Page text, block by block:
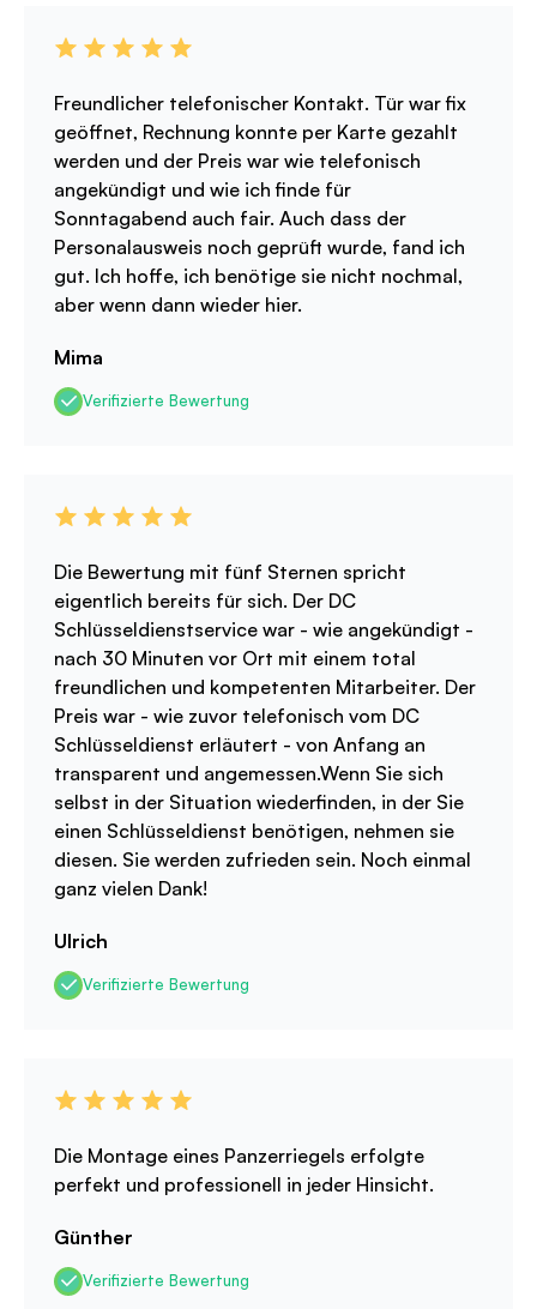
Freundlicher telefonischer Kontakt. Tür war fix
geöffnet, Rechnung konnte per Karte gezahlt
werden und der Preis war wie telefonisch
angekündigt und wie ich finde für
Sonntagabend auch fair. Auch dass der
Personalausweis noch geprüft wurde, fand ich
gut. Ich hoffe, ich benötige sie nicht nochmal,
aber wenn dann wieder hier.
Mima
Verifizierte Bewertung
Die Bewertung mit fünf Sternen spricht
eigentlich bereits für sich. Der DC
Schlüsseldienstservice war - wie angekündigt -
nach 30 Minuten vor Ort mit einem total
freundlichen und kompetenten Mitarbeiter. Der
Preis war - wie zuvor telefonisch vom DC
Schlüsseldienst erläutert - von Anfang an
transparent und angemessen.Wenn Sie sich
selbst in der Situation wiederfinden, in der Sie
einen Schlüsseldienst benötigen, nehmen sie
diesen. Sie werden zufrieden sein. Noch einmal
ganz vielen Dank!
Ulrich
Verifizierte Bewertung
Die Montage eines Panzerriegels erfolgte
perfekt und professionell in jeder Hinsicht.
Günther
Verifizierte Bewertung